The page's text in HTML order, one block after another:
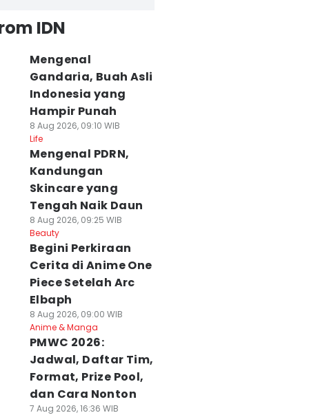
IDN
Mengenal
Gandaria, Buah Asli
Indonesia yang
Hampir Punah
8 Aug 2026, 09:10 WIB
Life
Mengenal PDRN,
Kandungan
Skincare yang
Tengah Naik Daun
8 Aug 2026, 09:25 WIB
Beauty
Begini Perkiraan
Cerita di Anime One
Piece Setelah Arc
Elbaph
8 Aug 2026, 09:00 WIB
Anime & Manga
PMWC 2026:
Jadwal, Daftar Tim,
Format, Prize Pool,
dan Cara Nonton
7 Aug 2026, 16:36 WIB